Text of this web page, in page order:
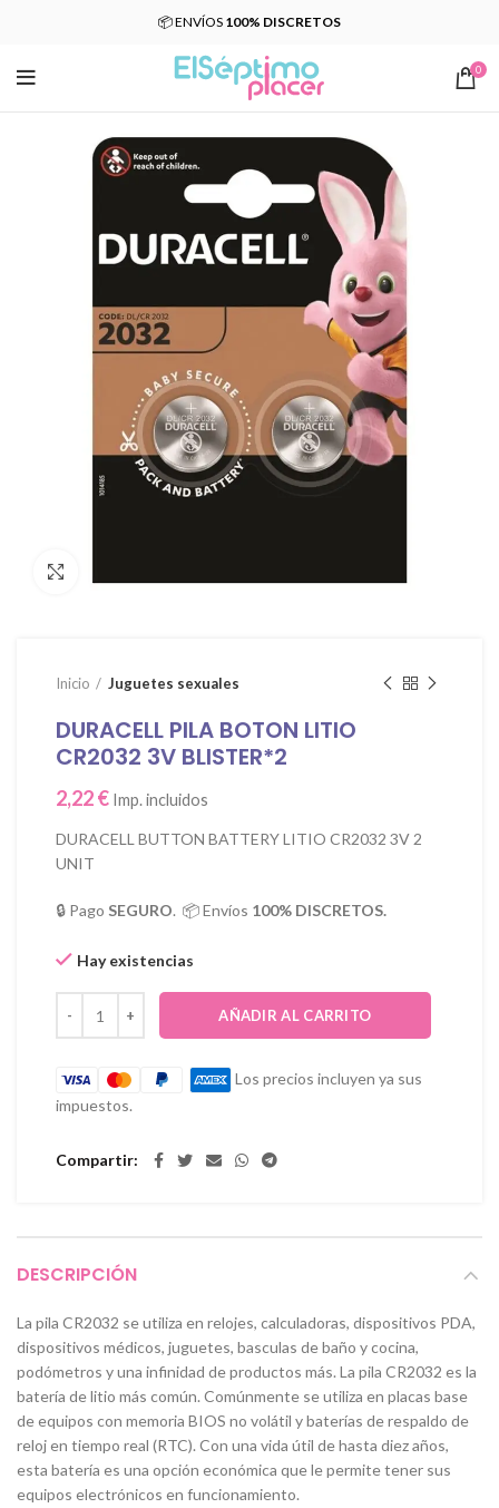
📦 ENVÍOS 100% DISCRETOS
0
Inicio Juguetes sexuales
DURACELL PILA BOTON LITIO
CR2032 3V BLISTER*2
2,22€ Imp. incluidos
DURACELL BUTTON BATTERY LITIO CR2032 3V 2
UNIT
🔒 Pago SEGURO. 📦 Envíos 100% DISCRETOS.
Hay existencias
AÑADIR AL CARRITO
Los precios incluyen ya sus
impuestos.
Compartir
DESCRIPCIÓN
La pila CR2032 se utiliza en relojes, calculadoras, dispositivos PDA,
dispositivos médicos, juguetes, basculas de baño y cocina,
podómetros y una infinidad de productos más. La pila CR2032 es la
batería de litio más común. Comúnmente se utiliza en placas base
de equipos con memoria BIOS no volátil y baterías de respaldo de
reloj en tiempo real (RTC). Con una vida útil de hasta diez años,
esta batería es una opción económica que le permite tener sus
equipos electrónicos en funcionamiento.